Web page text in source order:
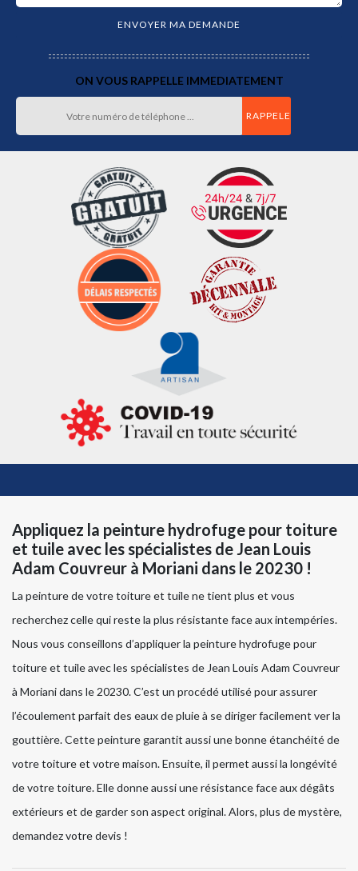
ON VOUS RAPPELLE IMMEDIATEMENT
Appliquez la peinture hydrofuge pour toiture
et tuile avec les spécialistes de Jean Louis
Adam Couvreur à Moriani dans le 20230 !
La peinture de votre toiture et tuile ne tient plus et vous
recherchez celle qui reste la plus résistante face aux intempéries.
Nous vous conseillons d’appliquer la peinture hydrofuge pour
toiture et tuile avec les spécialistes de Jean Louis Adam Couvreur
à Moriani dans le 20230. C’est un procédé utilisé pour assurer
l’écoulement parfait des eaux de pluie à se diriger facilement ver la
gouttière. Cette peinture garantit aussi une bonne étanchéité de
votre toiture et votre maison. Ensuite, il permet aussi la longévité
de votre toiture. Elle donne aussi une résistance face aux dégâts
extérieurs et de garder son aspect original. Alors, plus de mystère,
demandez votre devis !